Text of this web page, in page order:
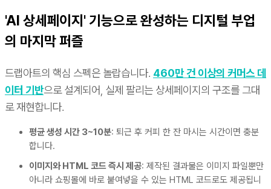
'AI 상세페이지' 기능으로 완성하는 디지털 부업
의 마지막 퍼즐
드랩아트의 핵심 스펙은 놀랍습니다. 460만 건 이상의 커머스 데
이터 기반으로 설계되어, 실제 팔리는 상세페이지의 구조를 그대
로 재현합니다.
평균 생성 시간 3~10분: 퇴근 후 커피 한 잔 마시는 시간이면 충분
합니다.
이미지와 HTML 코드 즉시 제공: 제작된 결과물은 이미지 파일뿐만
아니라 쇼핑몰에 바로 붙여넣을 수 있는 HTML 코드로도 제공됩니